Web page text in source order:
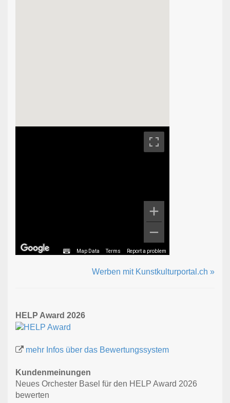
Map Data Terms Report a problem
Werben mit Kunstkulturportal.ch »
HELP Award 2026
mehr Infos über das Bewertungssystem
Kundenmeinungen
Neues Orchester Basel für den HELP Award 2026
bewerten